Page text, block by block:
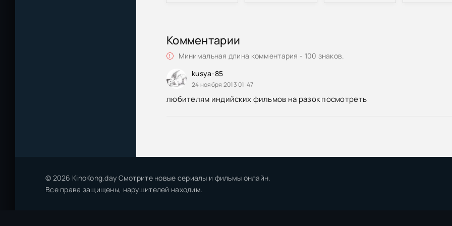
Комментарии
Минимальная длина комментария - 100 знаков.
kusya-85
24 ноября 2013 01:47
любителям индийских фильмов на разок посмотреть
© 2026 KinoKong.day Смотрите новые сериалы и фильмы онлайн.
Все права защищены, нарушителей находим.